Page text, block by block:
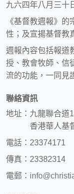
九六四年八月三十
《基督教週報》
性；及宣揚基督教
週報內容包括報道
授、教會牧師、
流的功能，一同見
聯絡資訊
地址：九龍聯合道
香港華人基督
電話：23374171
傳真：23382314
電郵：